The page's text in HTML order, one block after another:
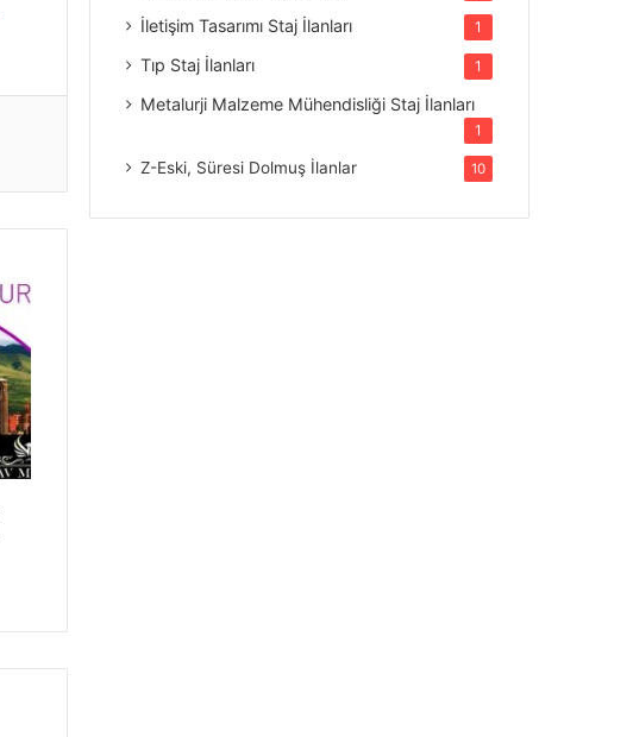
İletişim Tasarımı Staj İlanları 1
Tıp Staj İlanları 1
Metalurji Malzeme Mühendisliği Staj İlanları
1
Z-Eski, Süresi Dolmuş İlanlar 10